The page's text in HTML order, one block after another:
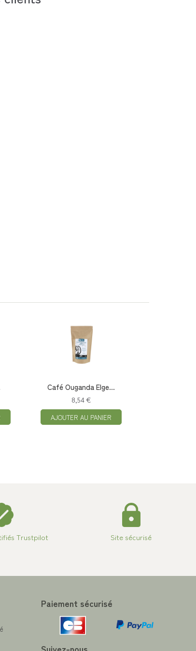
Café Ouganda Elge...
8,54 €
AJOUTER AU PANIER
Trustpilot Site sécurisé
Paiement sécurisé
Suivez-nous